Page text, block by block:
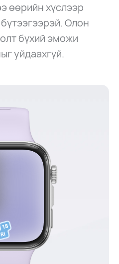
өөрийн хүслээр
Олон
бүхий эможи
уйдаахгүй.